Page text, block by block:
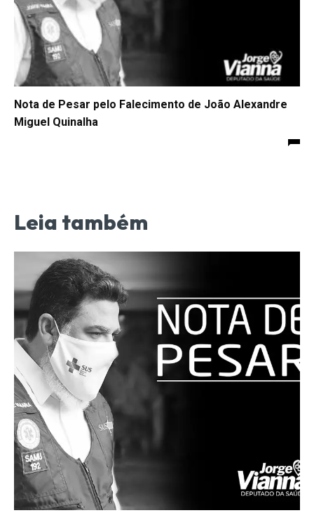
Nota de Pesar pelo Falecimento de João Alexandre
Miguel Quinalha
Leia também